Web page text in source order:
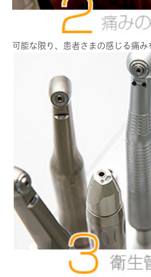
可能な限り、患者さまの感じる痛み